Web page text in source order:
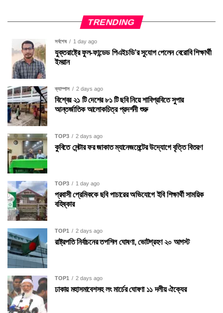
TRENDING
সর্বশেষ 1 day ago
যুক্তরাষ্ট্রে ফুল-ফান্ডেড পিএইচডি’র সুযোগ পেলেন বেরোবি শিক্ষার্থী
ইমরান
ক্যাম্পাস 2 days ago
বিশ্বের ২১ টি দেশের ৮১ টি ছবি নিয়ে শাবিপ্রবিতে সুপার
আন্তর্জাতিক আলোকচিত্র প্রদর্শনী শুরু
TOP3 2 days ago
কুবিতে সেন্টার ফর জাকাত ম্যানেজমেন্টের উদ্যোগে বৃত্তি বিতরণ
TOP3 1 day ago
প্রবাসী প্রেমিককে ছবি পাচারের অভিযোগে ইবি শিক্ষার্থী সাময়িক
বহিষ্কার
TOP1 2 days ago
রাষ্ট্রপতি নির্বাচনের তপশিল ঘোষণা, ভোটগ্রহণ ২০ আগস্ট
TOP1 2 days ago
ঢাকায় মহাসমাবেশসহ লং মার্চের ঘোষণা ১১ দলীয় ঐক্যের